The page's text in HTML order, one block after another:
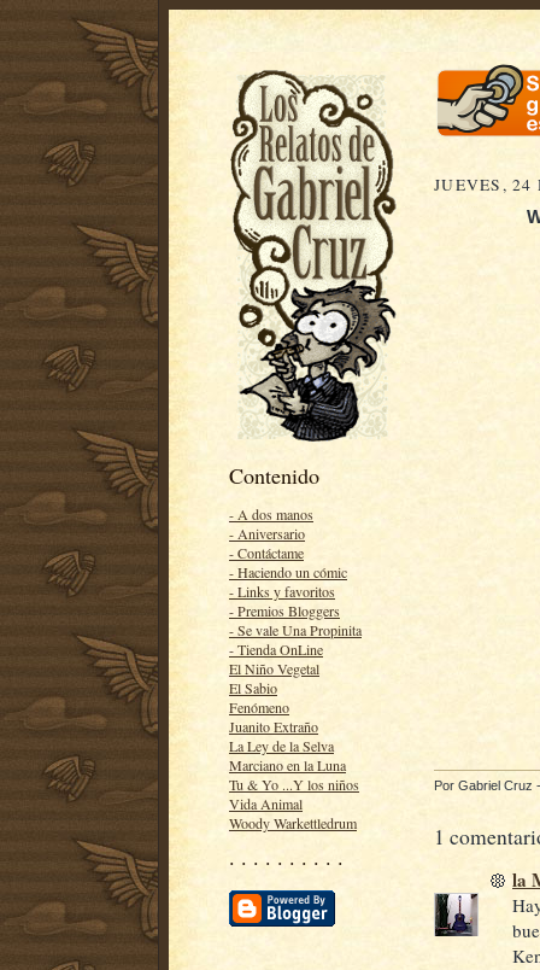
Contenido
- A dos manos
- Aniversario
- Contáctame
- Haciendo un cómic
- Links y favoritos
- Premios Bloggers
- Se vale Una Propinita
- Tienda OnLine
El Niño Vegetal
El Sabio
Fenómeno
Juanito Extraño
La Ley de la Selva
Marciano en la Luna
Tu & Yo ...Y los niños
Vida Animal
Woody Warkettledrum
· · · · · · · · · ·
JUEVES, 24
Por Gabriel Cruz
1
la